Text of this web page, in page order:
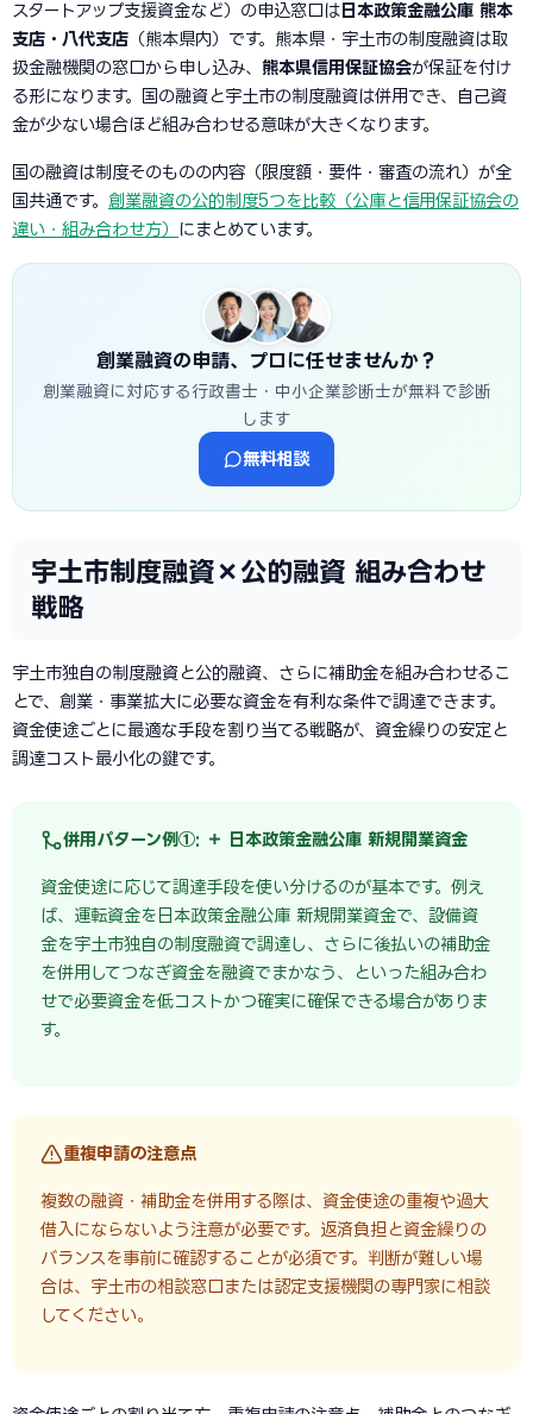
スタートアップ支援資金など）の申込窓口は 日本政策金融公庫 熊本
支店・八代支店 （熊本県内）です。熊本県・宇土市の制度融資は取
扱金融機関の窓口から申し込み、 熊本県信用保証協会が保証を付け
る形になります。国の融資と宇土市の制度融資は併用でき、自己資
金が少ない場合ほど組み合わせる意味が大きくなります。
国の融資は制度そのものの内容（限度額・要件・審査の流れ）が全
国共通です。 創業融資の公的制度5つを比較（公庫と信用保証協会の
違い・組み合わせ方） にまとめています。
創業融資の申請、プロに任せませんか？
創業融資に対応する行政書士・中小企業診断士が無料で診断
します
無料相談
宇土市制度融資×公的融資 組み合わせ
戦略
宇土市独自の制度融資と公的融資、さらに補助金を組み合わせるこ
とで、創業・事業拡大に必要な資金を有利な条件で調達できます。
資金使途ごとに最適な手段を割り当てる戦略が、資金繰りの安定と
調達コスト最小化の鍵です。
併用パターン例①: ＋ 日本政策金融公庫 新規開業資金
資金使途に応じて調達手段を使い分けるのが基本です。例え
ば、運転資金を日本政策金融公庫 新規開業資金で、設備資
金を宇土市独自の制度融資で調達し、さらに後払いの補助金
を併用してつなぎ資金を融資でまかなう、といった組み合わ
せで必要資金を低コストかつ確実に確保できる場合がありま
す。
重複申請の注意点
複数の融資・補助金を併用する際は、資金使途の重複や過大
借入にならないよう注意が必要です。返済負担と資金繰りの
バランスを事前に確認することが必須です。判断が難しい場
合は、宇土市の相談窓口または認定支援機関の専門家に相談
してください。